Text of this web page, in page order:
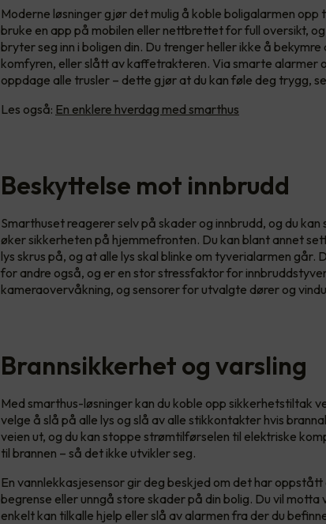
Moderne løsninger gjør det mulig å koble boligalarmen opp
bruke en app på mobilen eller nettbrettet for full oversikt,
bryter seg inn i boligen din. Du trenger heller ikke å
komfyren, eller slått av kaffetrakteren. Via smarte alarmer
oppdage alle trusler – dette gjør at du kan føle deg trygg,
Les også: En enklere hverdag med smarthus
Beskyttelse mot innbrudd
Smarthuset reagerer selv på skader og innbrudd, og du
øker sikkerheten på hjemmefronten. Du kan blant annet
lys skrus på, og at alle lys skal blinke om tyverialarmen går.
for andre også, og er en stor stressfaktor for
kameraovervåkning, og sensorer for utvalgte dører og
Brannsikkerhet og varsling
Med smarthus-løsninger kan du koble opp sikkerhetstiltak
velge å slå på alle lys og slå av alle stikkontakter hvis
veien ut, og du kan stoppe strømtilførselen til elektriske
til brannen – så det ikke utvikler seg.
En vannlekkasjesensor gir deg beskjed om det har oppstått
begrense eller unngå store skader på din bolig. Du vil motta
enkelt kan tilkalle hjelp eller slå av alarmen fra der du